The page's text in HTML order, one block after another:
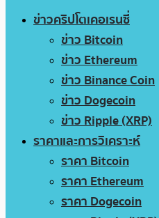
ข่าวคริปโตเคอเรนซี่
ข่าว Bitcoin
ข่าว Ethereum
ข่าว Binance Coin
ข่าว Dogecoin
ข่าว Ripple (XRP)
ราคาและการวิเคราะห์
ราคา Bitcoin
ราคา Ethereum
ราคา Dogecoin